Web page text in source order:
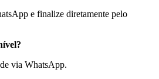
e finalize diretamente pelo
via WhatsApp.